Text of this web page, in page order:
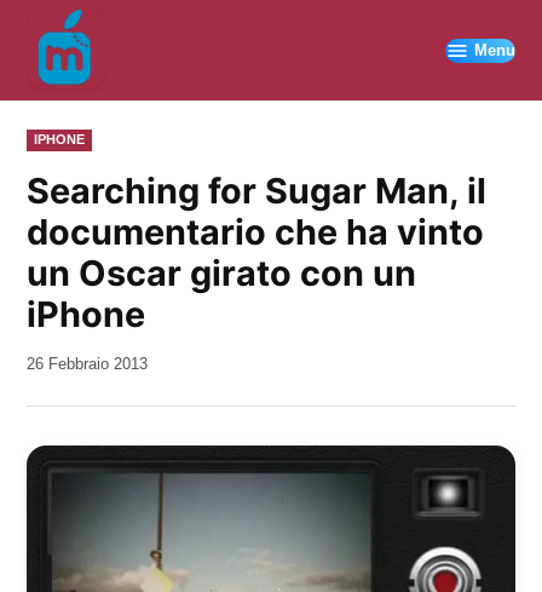
contenuto
Menu
PUBBLICATO
IN
IPHONE
Searching for Sugar Man, il
documentario che ha vinto
un Oscar girato con un
iPhone
da
26 Febbraio 2013